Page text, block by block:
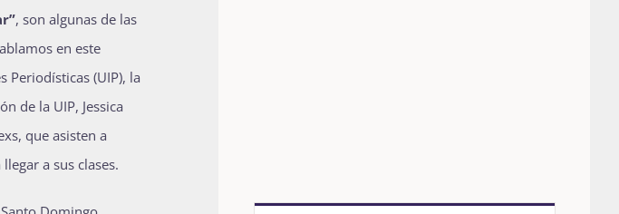
, son algunas de las
en este
Periodísticas (UIP), la
de la UIP, Jessica
que asisten a
a sus clases.